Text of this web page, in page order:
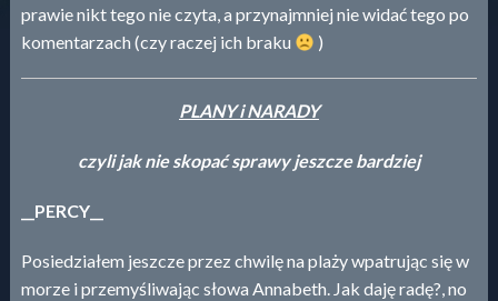
prawie nikt tego nie czyta, a przynajmniej nie widać tego po
komentarzach (czy raczej ich braku
)
PLANY i NARADY
czyli jak nie skopać sprawy jeszcze bardziej
__PERCY__
Posiedziałem jeszcze przez chwilę na plaży wpatrując się w
morze i przemyśliwając słowa Annabeth. Jak daję radę?, no